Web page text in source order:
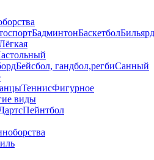
БадминтонБаскетболБильярд
Бейсбол, гандбол,регбиСанный
ТеннисФигурное
виды
Пейнтбол